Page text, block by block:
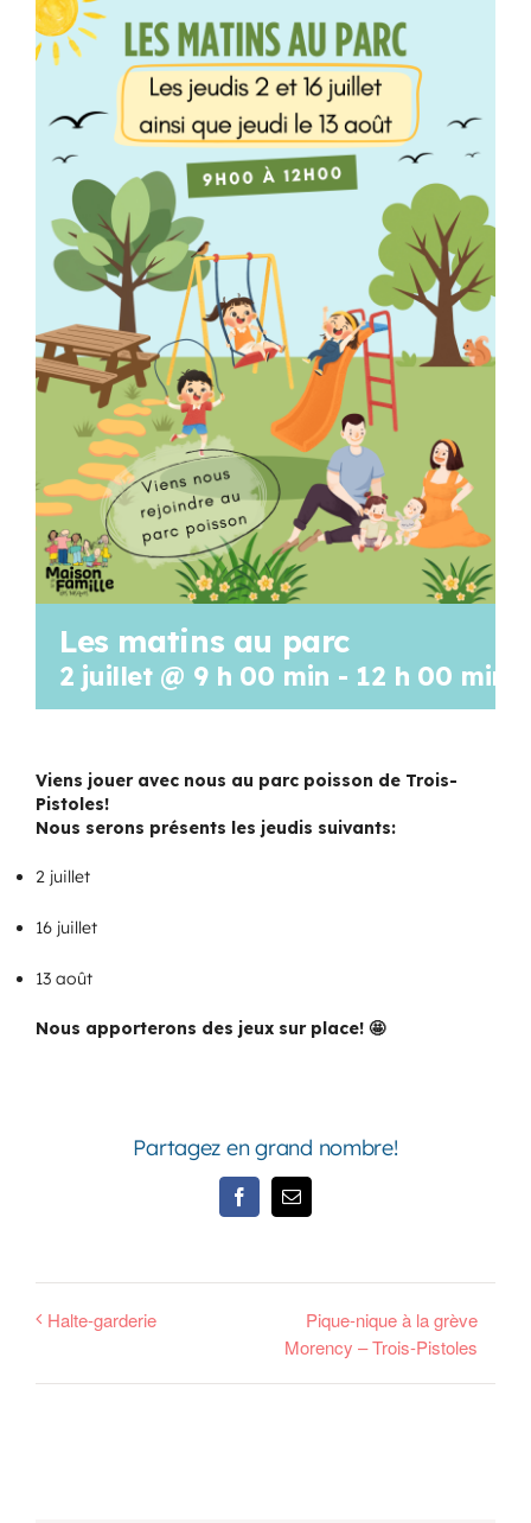
Programmation
Mon Compte
Panier
OFFRES D’EMPLOI
Les matins au parc
2 juillet @ 9 h 00 min - 12 h 00 min
Viens jouer avec nous au parc poisson de Trois-
Pistoles!
Nous serons présents les jeudis suivants:
2 juillet
16 juillet
13 août
Nous apporterons des jeux sur place!
Partagez en grand nombre!
FacebookEmail
Halte-garderie
Pique-nique à la grève
Morency – Trois-Pistoles